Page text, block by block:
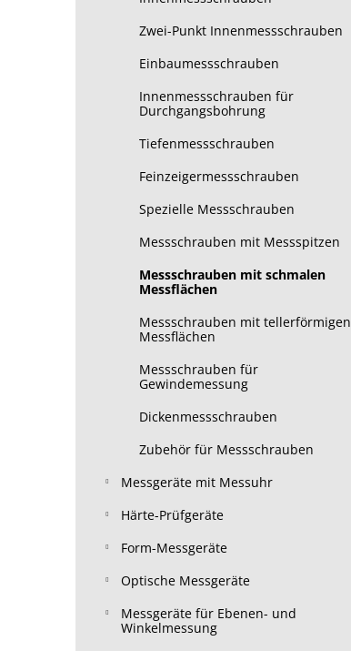
Zwei-Punkt Innenmessschrauben
Einbaumessschrauben
Innenmessschrauben für
Durchgangsbohrung
Tiefenmessschrauben
Feinzeigermessschrauben
Spezielle Messschrauben
Messschrauben mit Messspitzen
Messschrauben mit schmalen
Messflächen
Messschrauben mit tellerförmigen
Messflächen
Messschrauben für
Gewindemessung
Dickenmessschrauben
Zubehör für Messschrauben
Messgeräte mit Messuhr
Härte-Prüfgeräte
Form-Messgeräte
Optische Messgeräte
Messgeräte für Ebenen- und
Winkelmessung